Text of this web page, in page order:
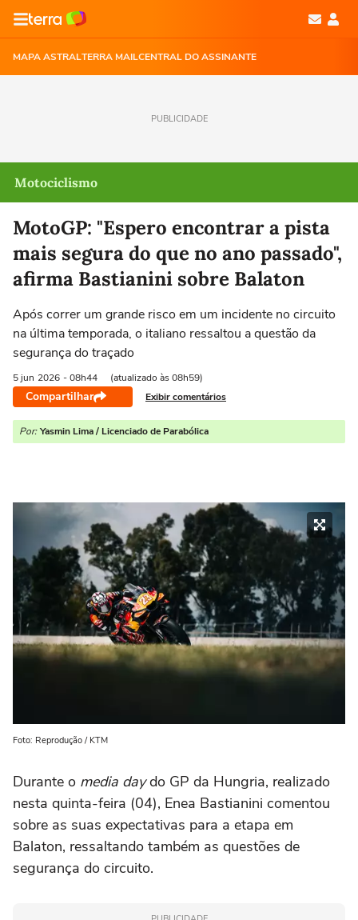
MAPA ASTRALTERRA MAILCENTRAL DO ASSINANTE
PUBLICIDADE
Motociclismo
MotoGP: "Espero encontrar a pista
mais segura do que no ano passado",
afirma Bastianini sobre Balaton
Após correr um grande risco em um incidente no circuito
na última temporada, o italiano ressaltou a questão da
segurança do traçado
5 jun 2026 - 08h44 (atualizado às 08h59)
Compartilhar Exibir comentários
Por: Yasmin Lima / Licenciado de Parabólica
Foto: Reprodução / KTM
Durante o media daydo GP da Hungria, realizado
nesta quinta-feira (04), Enea Bastianini comentou
sobre as suas expectativas para a etapa em
Balaton, ressaltando também as questões de
segurança do circuito.